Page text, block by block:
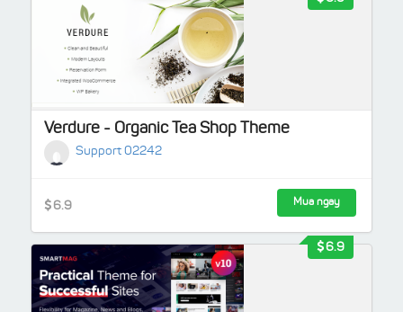
Verdure - Organic Tea Shop Theme
Support 02242
6.9 Mua ngay
6.9